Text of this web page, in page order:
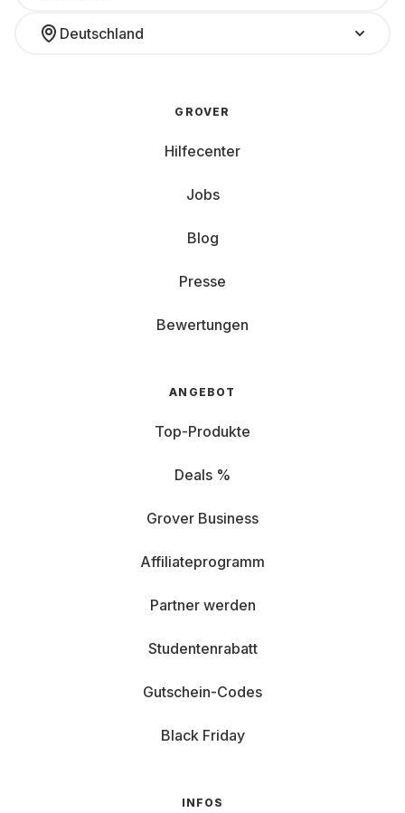
Deutschland
GROVER
Hilfecenter
Jobs
Blog
Presse
Bewertungen
ANGEBOT
Top-Produkte
Deals %
Grover Business
Affiliateprogramm
Partner werden
Studentenrabatt
Gutschein-Codes
Black Friday
INFOS